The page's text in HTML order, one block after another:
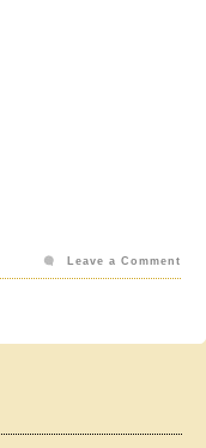
Leave a Comment